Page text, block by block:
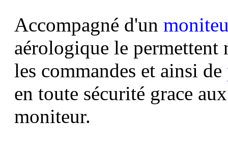
Accompagné d'un
aérologique le permettent
les commandes et ainsi de
en toute sécurité grace
moniteur.